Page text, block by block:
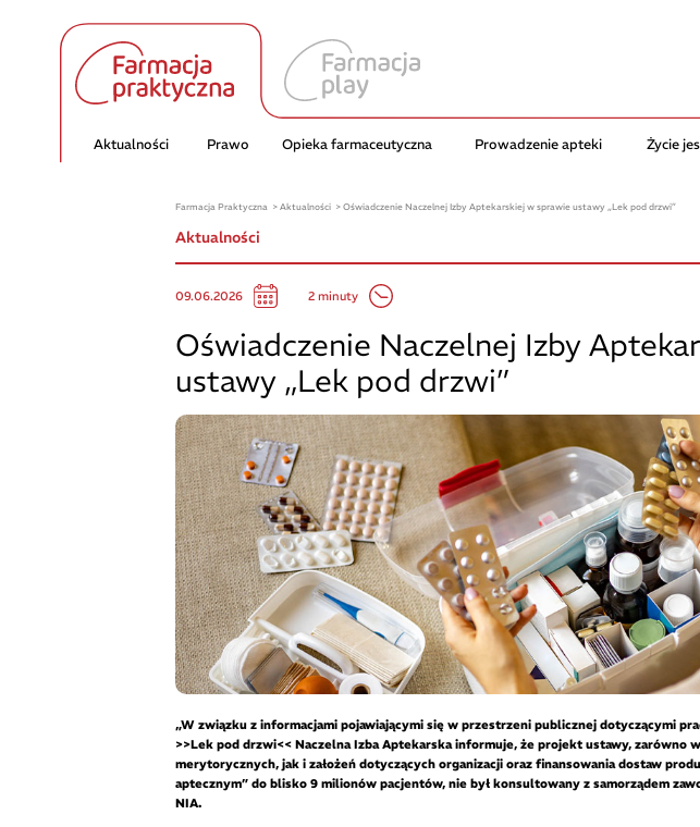
Aktualności Prawo Opieka farmaceutyczna Prowadzenie apteki Życie
Farmacja Praktyczna Aktualności Oświadczenie Naczelnej Izby Aptekarskiej w sprawie ustawy „Lek pod drzwi”
Aktualności
09.06.2026 2 minuty
Oświadczenie Naczelnej Izby
ustawy „Lek pod drzwi”
„W związku z informacjami pojawiającymi się w przestrzeni publicznej dotyczącymi
>>Lek pod drzwi<< Naczelna Izba Aptekarska informuje, że projekt ustawy, zarówno
merytorycznych, jak i założeń dotyczących organizacji oraz finansowania dostaw
aptecznym” do blisko 9 milionów pacjentów, nie był konsultowany z samorządem
NIA.